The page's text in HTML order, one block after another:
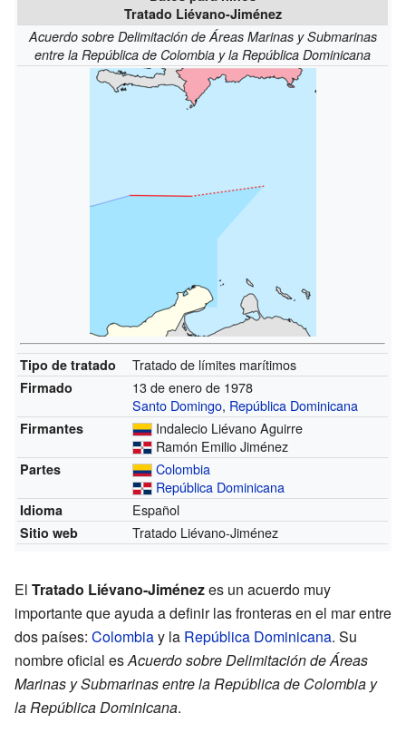
Tratado Liévano-Jiménez
Acuerdo sobre Delimitación de Áreas Marinas y Submarinas
entre la República de Colombia y la República Dominicana
Tipo de tratado Tratado de límites marítimos
Firmado
13 de enero de 1978
Santo Domingo, República Dominicana
Firmantes
Indalecio Liévano Aguirre
Ramón Emilio Jiménez
Partes
Colombia
República Dominicana
Idioma Español
Sitio web Tratado Liévano-Jiménez
El Tratado Liévano-Jiménezes un acuerdo muy
importante que ayuda a definir las fronteras en el mar entre
dos países: Colombiay la República Dominicana. Su
nombre oficial esAcuerdo sobre Delimitación de Áreas
Marinas y Submarinas entre la República de Colombia y
la República Dominicana.